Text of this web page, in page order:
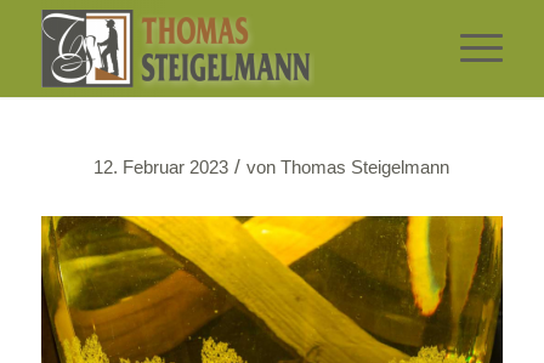
12. Februar 2023 / vonThomas Steigelmann